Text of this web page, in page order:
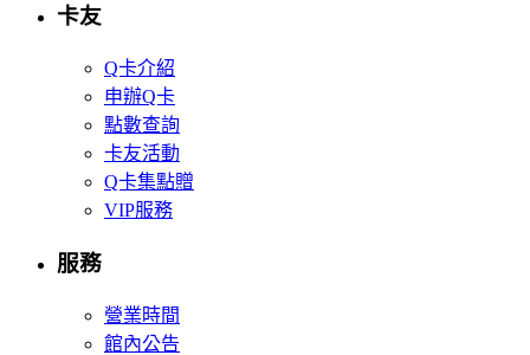
卡友
Q卡介紹
申辦Q卡
點數查詢
卡友活動
Q卡集點贈
VIP服務
服務
營業時間
館內公告